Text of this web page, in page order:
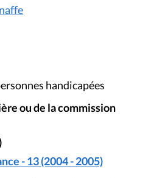
handicapées
ou de la commission
- 13 (2004 - 2005)